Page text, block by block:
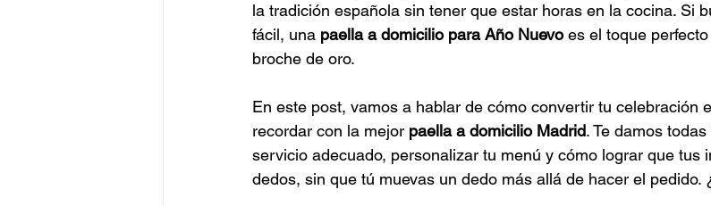
Catering Alta Gama Catering Mexicano
Catering Peruano Catering Japonés Catering para Graduaciones
la tradición española sin tener que estar horas en la cocina. Si
fácil, una paella a domicilio para Año Nuevo es el toque
broche de oro.
En este post, vamos a hablar de cómo convertir tu celebración
recordar con la mejor paella a domicilio Madrid. Te damos
servicio adecuado, personalizar tu menú y cómo lograr que tus
dedos, sin que tú muevas un dedo más allá de hacer el pedido.